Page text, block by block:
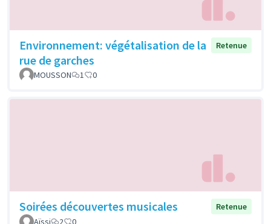
Environnement: végétalisation de la
rue de garches
Retenue
MOUSSON 1 0
Soirées découvertes musicales
Retenue
Aïssi
2 0